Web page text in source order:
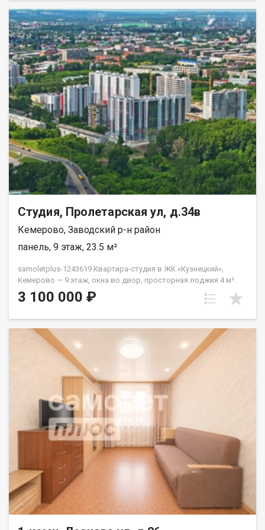
которая работает на рынке недвижимости с 2013 года!
Иванов Сергей
Обладает отличной транспортной доступностью — удобно
добираться как на общественном транспорте, так и на личном
авто. В шаговой доступности развита инфраструктура: ПВЗ
Wildberries и Ozon Продуктовые магазины Детские сады №175
и №181 Школы №15 и №39 Остановки общественного
транспорта Аллея для прогулок и уютные детские площадки
Квартира без долгов и обременений, один взрослый
собственник, без детских долей. Готовы оперативно выйти на
сделку. Идеальный вариант для тех, кто ищет комфортную
жилплощадь в развитом районе! Приобретая недвижимость
через Федеральное Агентство Недвижимости "Самолёт
Плюс" Вы получаете: юридическое сопровождение; помощь в
оформлении ипотеки на выгодных условиях; помощь в
оформлении документов; Качественный клиентский сервис.
Костюкова Анастасия
Студия, Пролетарская ул, д.34в
Кемерово, Заводский р-н район
панель, 9 этаж, 23.5 м²
samoletplus-1243619 Квартира-студия в ЖК «Кузнецкий»,
Кемерово — 9 этаж, окна во двор, просторная лоджия 4 м².
Один взрослый собственник, без обременений, документы
готовы к сделке. Состояние: стяжка пола, перегородки,
выходят во двор — никакого шума и пыли от машин. ЖК
«Кузнецкий» расположен на пересечении пр. Кузнецкого с ул.
Автозаводской и Федоровского — удобная транспортная
развязка. Комплекс находится в глубине квартала — тишина и
комфорт. На территории: спортивные и игровые площадки,
два детских сада на 125 и 350 мест, новая школа, торговый
центр и объекты сферы обслуживания. Подходит под ипотеку
от 13,75%, материнский капитал, сертификаты и наличные. АН
«Самолёт Плюс» на рынке недвижимости Кемерово с 2010
года. Полное сопровождение сделкиГарантия юридической
чистоты сделки Звоните с 9:00 до 21:00 — ответим на
вопросы и организуем просмотр! Владимиров Александр
3 100 000 ₽